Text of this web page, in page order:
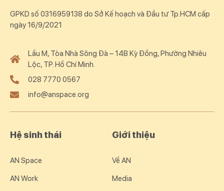
GPKD số 0316959138 do Sở Kế hoạch và Đầu tư Tp.HCM cấp
ngày 16/9/2021
Lầu M, Tòa Nhà Sông Đà – 14B Kỳ Đồng, Phường Nhiêu
Lộc, TP. Hồ Chí Minh.
028 7770 0567
info@anspace.org
Hệ sinh thái
AN Space
AN Work
Giới thiệu
Về AN
Media